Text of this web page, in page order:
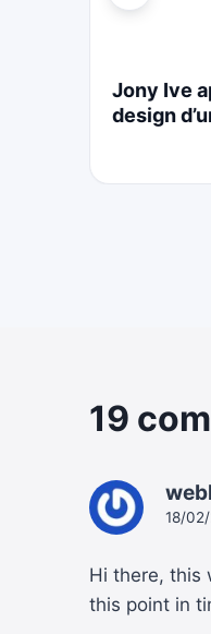
Jony Ive
design
19
18/
Hi there, this
this point in